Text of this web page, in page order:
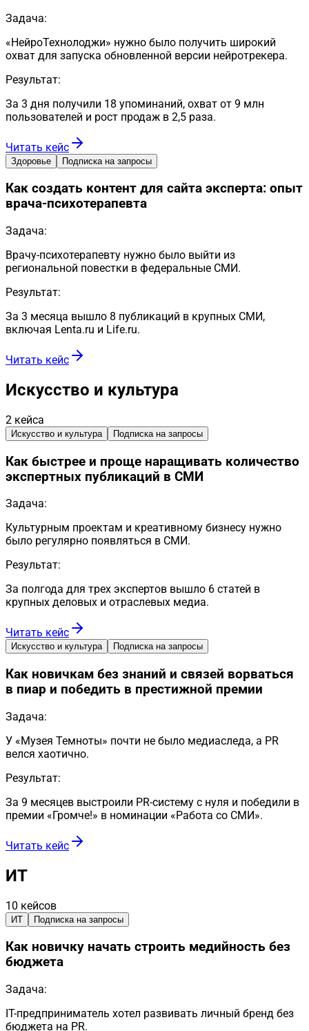
Задача:
«НейроТехнолоджи» нужно было получить широкий
охват для запуска обновленной версии нейротрекера.
Результат:
За 3 дня получили 18 упоминаний, охват от 9 млн
пользователей и рост продаж в 2,5 раза.
Читать кейс
Здоровье Подписка на запросы
Как создать контент для сайта эксперта: опыт
врача-психотерапевта
Задача:
Врачу-психотерапевту нужно было выйти из
региональной повестки в федеральные СМИ.
Результат:
За 3 месяца вышло 8 публикаций в крупных СМИ,
включая Lenta.ru и Life.ru.
Читать кейс
Искусство и культура
2 кейса
Искусство и культура Подписка на запросы
Как быстрее и проще наращивать количество
экспертных публикаций в СМИ
Задача:
Культурным проектам и креативному бизнесу нужно
было регулярно появляться в СМИ.
Результат:
За полгода для трех экспертов вышло 6 статей в
крупных деловых и отраслевых медиа.
Читать кейс
Искусство и культура Подписка на запросы
Как новичкам без знаний и связей ворваться
в пиар и победить в престижной премии
Задача:
У «Музея Темноты» почти не было медиаследа, а PR
велся хаотично.
Результат:
За 9 месяцев выстроили PR-систему с нуля и победили в
премии «Громче!» в номинации «Работа со СМИ».
Читать кейс
ИТ
10 кейсов
ИТ Подписка на запросы
Как новичку начать строить медийность без
бюджета
Задача:
IT-предприниматель хотел развивать личный бренд без
бюджета на PR.